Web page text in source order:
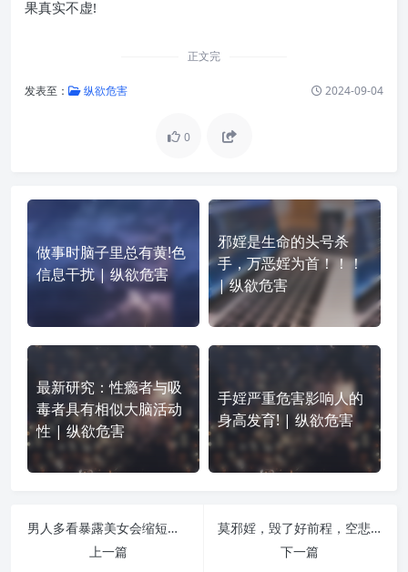
果真实不虚!
正文完
发表至： 纵欲危害 2024-09-04
0
做事时脑子里总有黄!色
信息干扰 | 纵欲危害
邪婬是生命的头号杀
手，万恶婬为首！！！
| 纵欲危害
最新研究：性瘾者与吸
毒者具有相似大脑活动
性 | 纵欲危害
手婬严重危害影响人的
身高发育! | 纵欲危害
男人多看暴露美女会缩短寿命 | 纵欲危害
上一篇
莫邪婬，毁了好前程，空悲切！ | 纵欲危害
下一篇